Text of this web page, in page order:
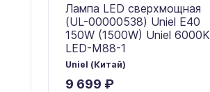
Лампа LED сверхмощная
(UL-00000538) Uniel E40
150W (1500W) Uniel 6000K
LED-M88-1
Uniel (Китай)
9 699 ₽